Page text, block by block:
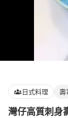
日式料理 壽
灣仔高質刺身